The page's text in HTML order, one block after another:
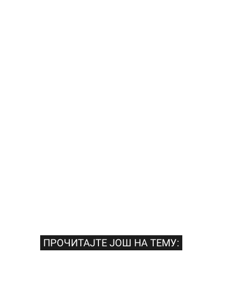
ПРОЧИТАЈТЕ ЈОШ НА ТЕМУ: